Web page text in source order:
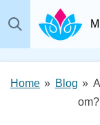
Ga
direct
hoofdinhoud
Home » Blog »
om?